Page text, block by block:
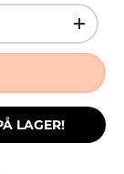
LAGER!